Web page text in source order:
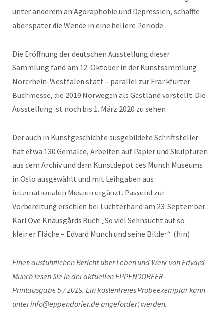
unter anderem an Agoraphobie und Depression, schaffte
aber später die Wende in eine hellere Periode.
Die Eröffnung der deutschen Ausstellung dieser
Sammlung fand am 12. Oktober in der Kunstsammlung
Nordrhein-Westfalen statt – parallel zur Frankfurter
Buchmesse, die 2019 Norwegen als Gastland vorstellt. Die
Ausstellung ist noch bis 1. März 2020 zu sehen.
Der auch in Kunstgeschichte ausgebildete Schriftsteller
hat etwa 130 Gemälde, Arbeiten auf Papier und Skulpturen
aus dem Archiv und dem Kunstdepot des Munch Museums
in Oslo ausgewählt und mit Leihgaben aus
internationalen Museen ergänzt. Passend zur
Vorbereitung erschien bei Luchterhand am 23. September
Karl Ove Knausgårds Buch „So viel Sehnsucht auf so
kleiner Fläche – Edvard Munch und seine Bilder“. (hin)
Einen ausführlichen Bericht über Leben und Werk von Edvard
Munch lesen Sie in der aktuellen EPPENDORFER-
Printausgabe 5 / 2019. Ein kostenfreies Probeexemplar kann
unter info@eppendorfer.de angefordert werden.